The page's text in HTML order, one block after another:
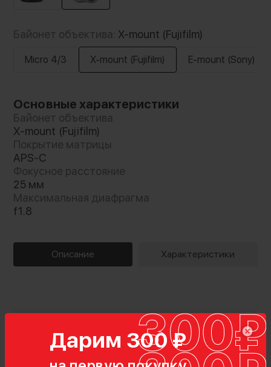
Дарим 300 ₽
Байонет объектива: X-mount (Fujifilm)
Micro 4/3 X-mount (Fujifilm) E-mount (Sony)
Основные характеристики
Байонет объектива
X-mount (Fujifilm)
Покрытие матрицы
APS-C
Фокусное расстояние
25 мм
Максимальная диафрагма
f1.8
Описание Характеристики